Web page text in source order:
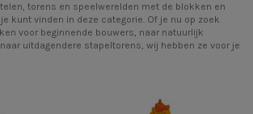
torens en speelwerelden met de blokken en
kunt vinden in deze categorie. Of je nu op zoek
voor beginnende bouwers, naar natuurlijk
uitdagendere stapeltorens, wij hebben ze voor je